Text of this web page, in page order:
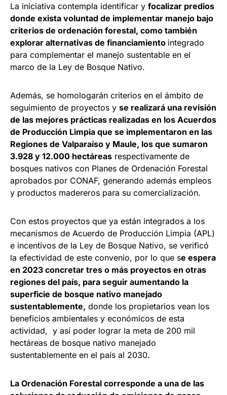
La iniciativa contempla identificar y focalizar predios
donde exista voluntad de implementar manejo bajo
criterios de ordenación forestal, como también
explorar alternativas de financiamiento integrado
para complementar el manejo sustentable en el
marco de la Ley de Bosque Nativo.
Además, se homologarán criterios en el ámbito de
seguimiento de proyectos y se realizará una revisión
de las mejores prácticas realizadas en los Acuerdos
de Producción Limpia que se implementaron en las
Regiones de Valparaíso y Maule, los que sumaron
3.928 y 12.000 hectáreas respectivamente de
bosques nativos con Planes de Ordenación Forestal
aprobados por CONAF, generando además empleos
y productos madereros para su comercialización.
Con estos proyectos que ya están integrados a los
mecanismos de Acuerdo de Producción Limpia (APL)
e incentivos de la Ley de Bosque Nativo, se verificó
la efectividad de este convenio, por lo que se espera
en 2023 concretar tres o más proyectos en otras
regiones del país, para seguir aumentando la
superficie de bosque nativo manejado
sustentablemente, donde los propietarios vean los
beneficios ambientales y económicos de esta
actividad, y así poder lograr la meta de 200 mil
hectáreas de bosque nativo manejado
sustentablemente en el país al 2030.
La Ordenación Forestal corresponde a una de las